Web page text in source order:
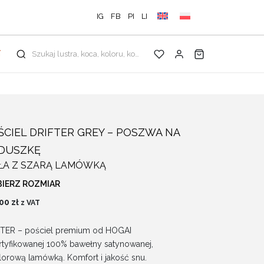
IG FB PI LI
Szukaj lustra, koca, koloru, kolekcji...
DRIFTER GREY – POSZWA NA
Z SZARĄ LAMÓWKĄ
ROZMIAR
zł z VAT
– pościel premium od HOGAI
100% bawełny satynowanej,
lamówką. Komfort i jakość snu.